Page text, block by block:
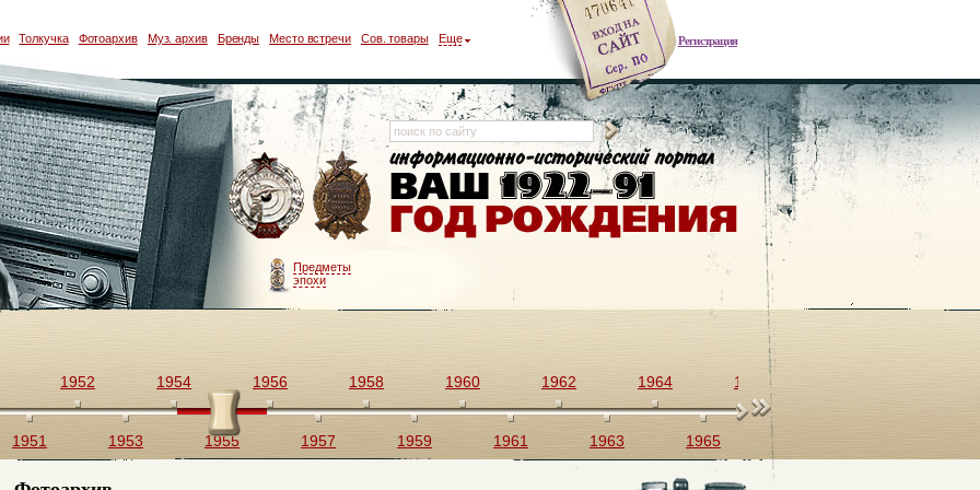
Регистрация
Толкучка Фотоархив Муз. архив Бренды Место встречи Сов. товары Еще
Предметы
эпохи
1951
1952
1953
1954
1955
1956
1957
1958
1959
1960
1961
1962
1963
1964
1965
1966